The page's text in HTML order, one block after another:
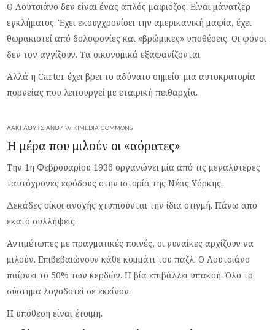
Ο Λουτσιάνο δεν είναι ένας απλός μαφιόζος. Είναι μάνατζερ
εγκλήματος. Έχει εκσυγχρονίσει την αμερικανική μαφία, έχει
θωρακιστεί από δολοφονίες και «βρώμικες» υποθέσεις. Οι φόνοι
δεν τον αγγίζουν. Τα οικονομικά εξαφανίζονται.
Αλλά η Carter έχει βρει το αδύνατο σημείο: μια αυτοκρατορία
πορνείας που λειτουργεί με εταιρική πειθαρχία.
ΛΆΚΙ ΛΟΥΤΣΙΆΝΟ/ WIKIMEDIA COMMONS
Η μέρα που μιλούν οι «αόρατες»
Την 1η Φεβρουαρίου 1936 οργανώνει μία από τις μεγαλύτερες
ταυτόχρονες εφόδους στην ιστορία της Νέας Υόρκης.
Δεκάδες οίκοι ανοχής χτυπιούνται την ίδια στιγμή. Πάνω από
εκατό συλλήψεις.
Αντιμέτωπες με πραγματικές ποινές, οι γυναίκες αρχίζουν να
μιλούν. Επιβεβαιώνουν κάθε κομμάτι του παζλ. Ο Λουτσιάνο
παίρνει το 50% των κερδών. Η βία επιβάλλει υπακοή. Όλο το
σύστημα λογοδοτεί σε εκείνον.
Η υπόθεση είναι έτοιμη.